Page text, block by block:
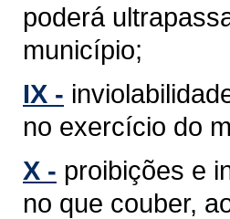
poderá
município;
IX -
no exercício do
X - proibições e
no que couber,